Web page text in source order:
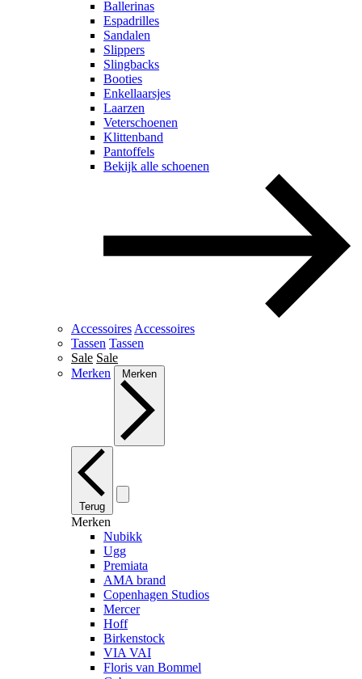
Ballerinas
Espadrilles
Sandalen
Slippers
Slingbacks
Booties
Enkellaarsjes
Laarzen
Veterschoenen
Klittenband
Pantoffels
Bekijk alle schoenen
Accessoires Accessoires
Tassen Tassen
Sale Sale
Merken
Merken
Terug
Merken
Nubikk
Ugg
Premiata
AMA brand
Copenhagen Studios
Mercer
Hoff
Birkenstock
VIA VAI
Floris van Bommel